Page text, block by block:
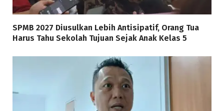
SPMB 2027 Diusulkan Lebih Antisipatif, Orang Tua
Harus Tahu Sekolah Tujuan Sejak Anak Kelas 5